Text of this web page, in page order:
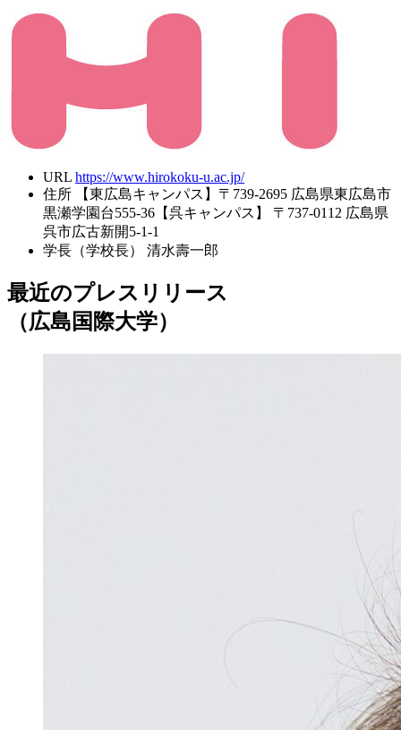
URL https://www.hirokoku-u.ac.jp/
住所
【東広島キャンパス】〒739-2695 広島県東広島市
黒瀬学園台555-36【呉キャンパス】 〒737-0112 広島県
呉市広古新開5-1-1
学長（学校長）
清水壽一郎
最近のプレスリリース
（広島国際大学）